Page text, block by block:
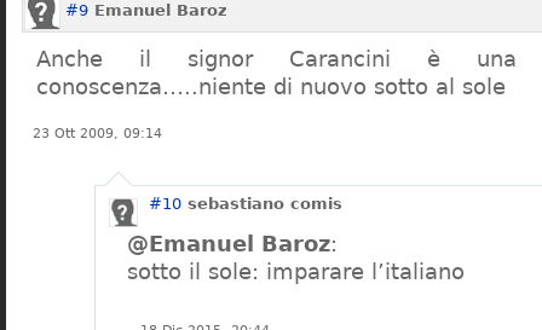
#9 Emanuel Baroz
Anche il signor Carancini è una
conoscenza…..niente di nuovo sotto al sole
23 Ott 2009, 09:14
#10 sebastiano comis
@Emanuel Baroz:
sotto il sole: imparare l’italiano